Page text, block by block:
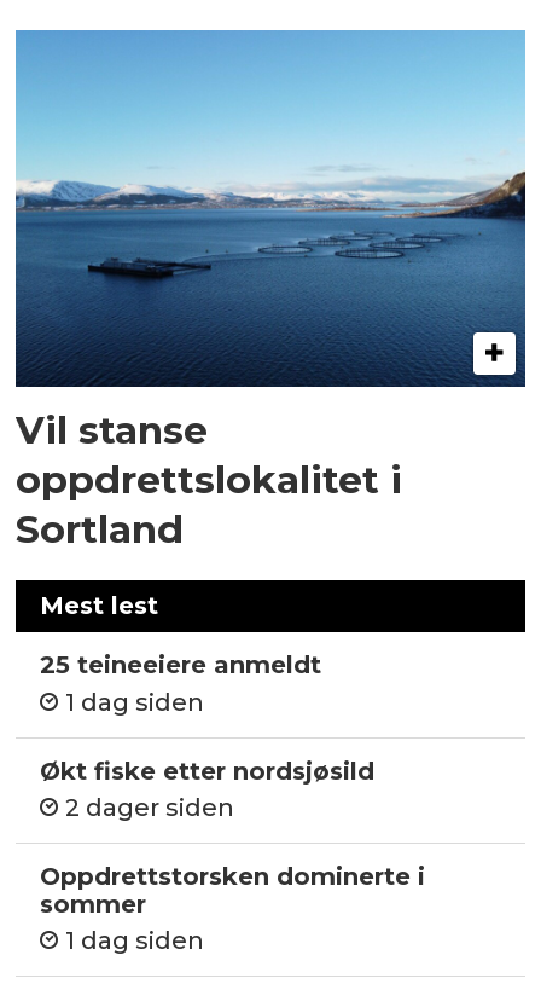
Vil stanse
oppdrettslokalitet i
Sortland
Mest lest
25 teineeiere anmeldt
1 dag siden
Økt fiske etter nordsjøsild
2 dager siden
Oppdrettstorsken dominerte i
sommer
1 dag siden